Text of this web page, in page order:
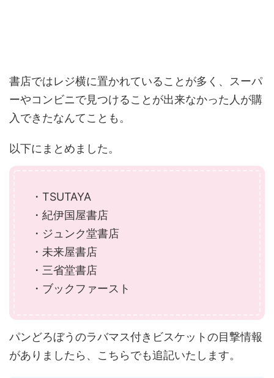
書店ではレジ横に置かれていることが多く、スーパ
ーやコンビニで見つけることが出来なかった人が購
入できたなんてことも。
以下にまとめました。
・TSUTAYA
・紀伊国屋書店
・ジュンク堂書店
・未来屋書店
・三省堂書店
・ブックファースト
パンどろぼうのラバマス付きビスケットの目撃情報
がありましたら、こちらでも追記いたします。